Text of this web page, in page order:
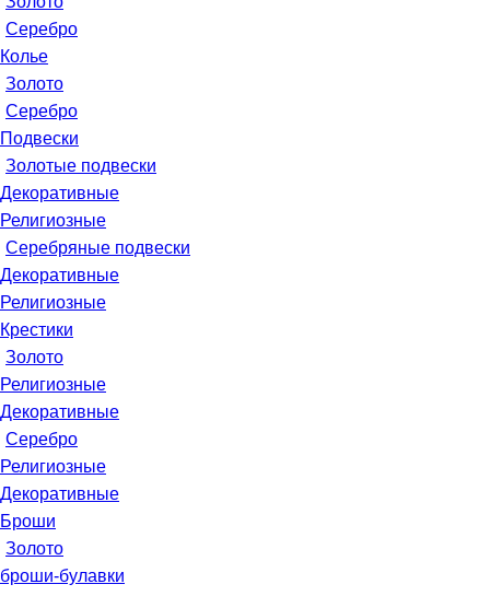
Серебро
Колье
Золото
Серебро
Подвески
Золотые подвески
Декоративные
Религиозные
Серебряные подвески
Декоративные
Религиозные
Крестики
Золото
Религиозные
Декоративные
Серебро
Религиозные
Декоративные
Броши
Золото
броши-булавки